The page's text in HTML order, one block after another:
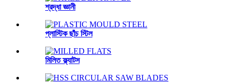
শ্রদ্ধা জ্ঞানী
প্লাস্টিক ছাঁচ স্টিল
মিলিত ফ্ল্যাটস